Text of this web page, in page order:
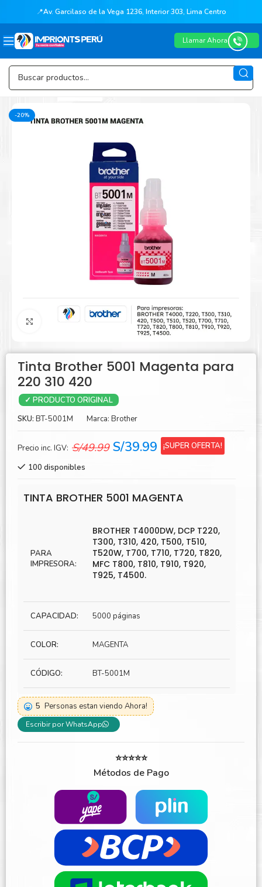
📍Av. Garcilaso de la Vega 1236, Interior 303, Lima Centro
Llamar Ahora
-20%
Agrandar
Tinta Brother 5001 Magenta para
220 310 420
✓ PRODUCTO ORIGINAL
SKU: BT-5001M Marca: Brother
Precio inc. IGV: S/49.99 El
era:
S/49.99.
S/39.99 El
es:
S/39.99.
¡SUPER OFERTA!
100 disponibles
TINTA BROTHER 5001 MAGENTA
PARA
IMPRESORA:
BROTHER T4000DW, DCP T220,
T300, T310, 420, T500, T510,
T520W, T700, T710, T720, T820,
MFC T800, T810, T910, T920,
T925, T4500.
CAPACIDAD: 5000 páginas
COLOR: MAGENTA
CÓDIGO: BT-5001M
5 Personas estan viendo Ahora!
Escribir por WhatsApp
⭐⭐⭐⭐⭐
Métodos de Pago